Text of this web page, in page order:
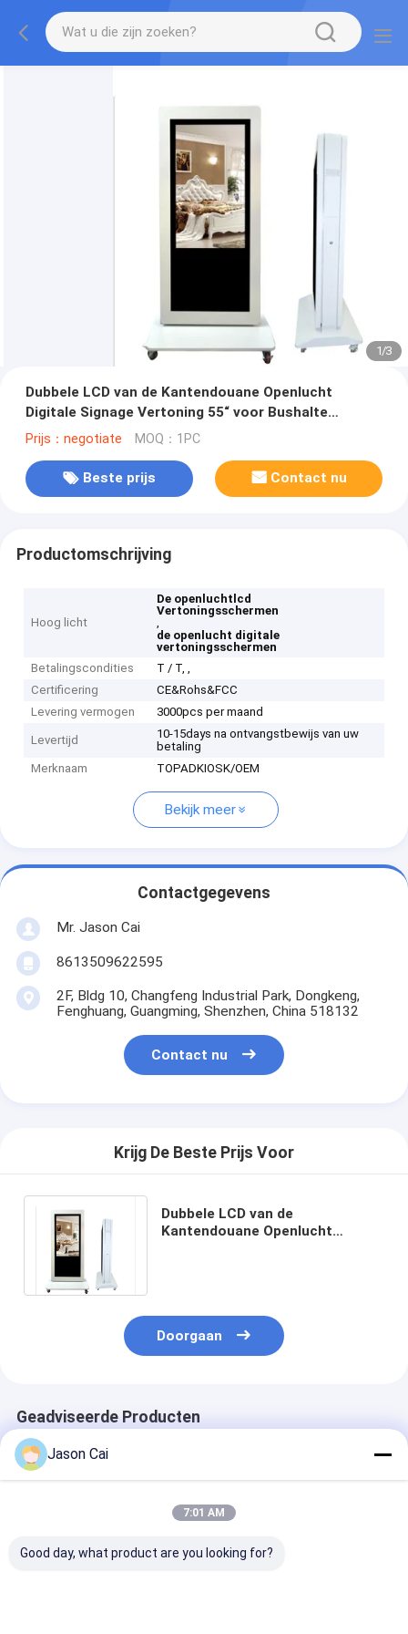
1/3
Dubbele LCD van de Kantendouane Openlucht
Digitale Signage Vertoning 55“ voor Bushalte
Reclame
Prijs：negotiate MOQ：1PC
Beste prijs Contact nu
Productomschrijving
Hoog licht
De openluchtlcd
Vertoningsschermen
,
de openlucht digitale
vertoningsschermen
Betalingscondities
T / T, ,
Certificering
CE&Rohs&FCC
Levering vermogen
3000pcs per maand
Levertijd
10-15days na ontvangstbewijs van uw
betaling
Merknaam
TOPADKIOSK/OEM
Bekijk meer
Contactgegevens
Mr. Jason Cai
8613509622595
2F, Bldg 10, Changfeng Industrial Park, Dongkeng,
Fenghuang, Guangming, Shenzhen, China 518132
Contact nu
Krijg De Beste Prijs Voor
Dubbele LCD van de
Kantendouane Openlucht
Doorgaan
Geadviseerde Producten
Jason Cai
7:01 AM
Good day, what product are you looking for?